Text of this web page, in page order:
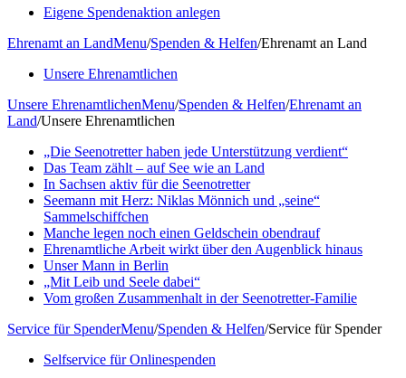
Eigene Spendenaktion anlegen
Ehrenamt an LandMenu/Spenden & Helfen/Ehrenamt an Land
Unsere Ehrenamtlichen
Unsere EhrenamtlichenMenu/Spenden & Helfen/Ehrenamt an
Land/Unsere Ehrenamtlichen
„Die Seenotretter haben jede Unterstützung verdient“
Das Team zählt – auf See wie an Land
In Sachsen aktiv für die Seenotretter
Seemann mit Herz: Niklas Mönnich und „seine“
Sammelschiffchen
Manche legen noch einen Geldschein obendrauf
Ehrenamtliche Arbeit wirkt über den Augenblick hinaus
Unser Mann in Berlin
„Mit Leib und Seele dabei“
Vom großen Zusammenhalt in der Seenotretter-Familie
Service für SpenderMenu/Spenden & Helfen/Service für Spender
Selfservice für Onlinespenden